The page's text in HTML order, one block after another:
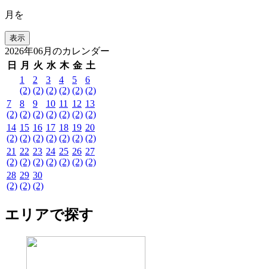
月を
2026年06月のカレンダー
日
月 火 水 木 金 土
1
(2)
2
(2)
3
(2)
4
(2)
5
(2)
6
(2)
7
(2)
8
(2)
9
(2)
10
(2)
11
(2)
12
(2)
13
(2)
14
(2)
15
(2)
16
(2)
17
(2)
18
(2)
19
(2)
20
(2)
21
(2)
22
(2)
23
(2)
24
(2)
25
(2)
26
(2)
27
(2)
28
(2)
29
(2)
30
(2)
エリアで探す